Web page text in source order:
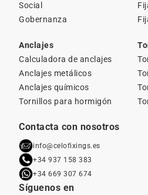
Social
Gobernanza
Anclajes
Calculadora de anclajes
Anclajes metálicos
Anclajes químicos
Tornillos para hormigón
Contacta con nosotros
info@celofixings.es
+34 937 158 383
+34 669 307 674
Síguenos en